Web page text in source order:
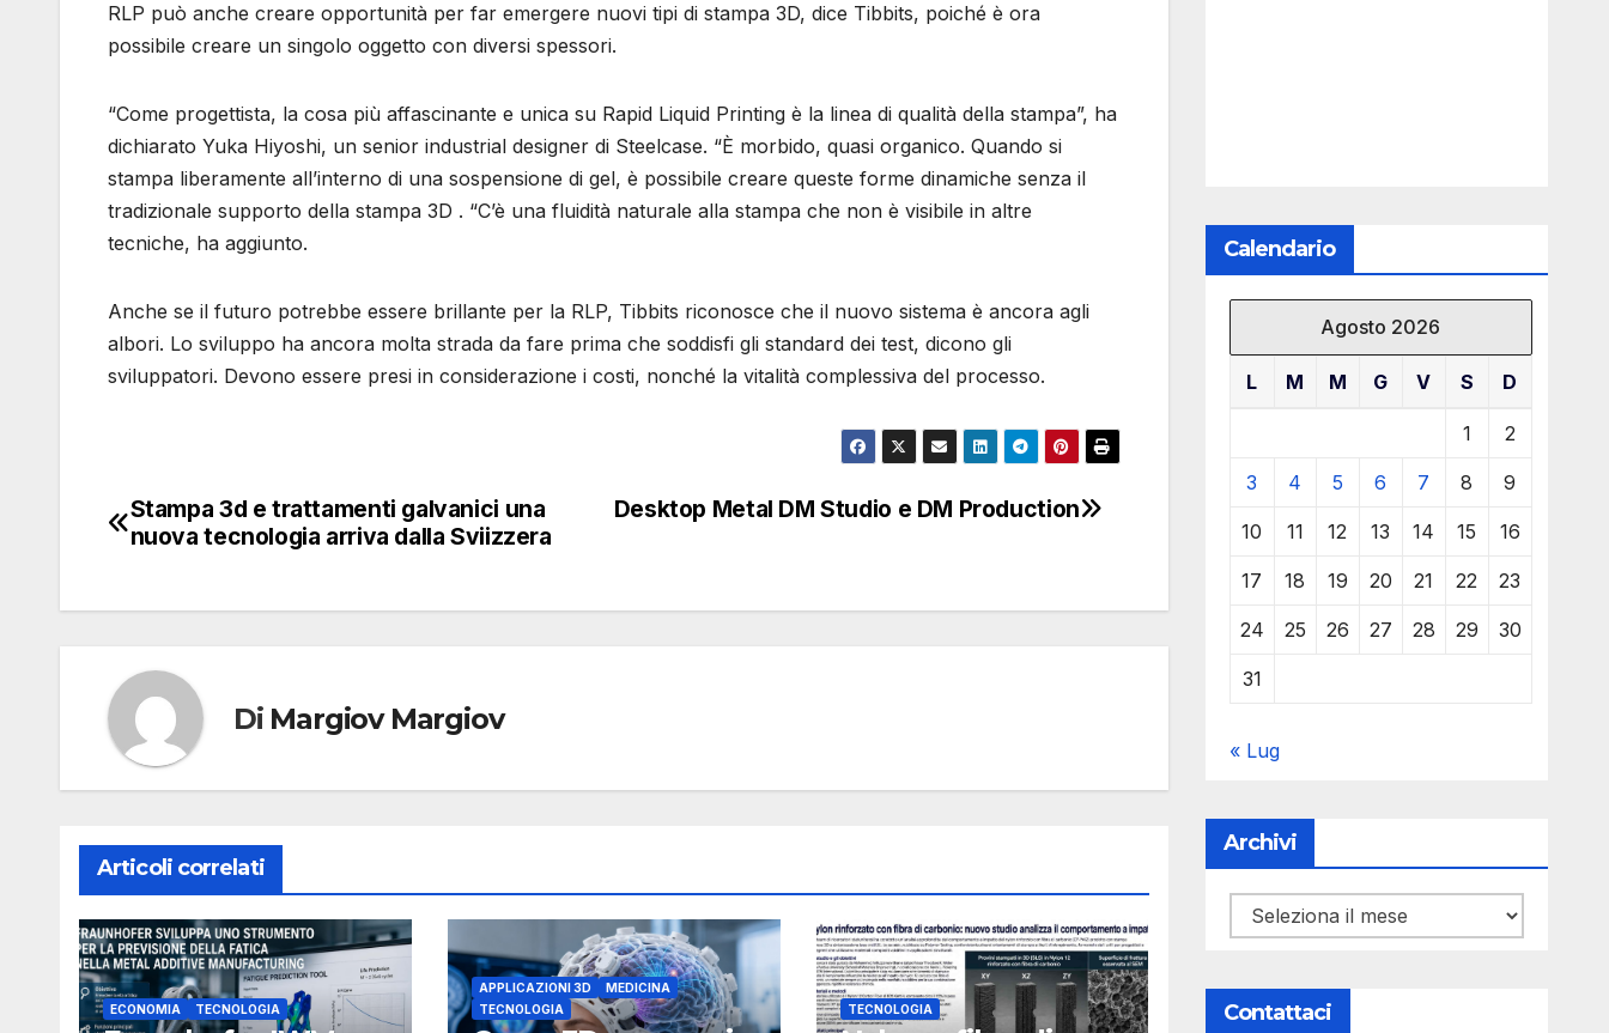
RLP può anche creare opportunità per far emergere nuovi tipi di stampa 3D, dice Tibbits, poiché è ora
possibile creare un singolo oggetto con diversi spessori.
“Come progettista, la cosa più affascinante e unica su Rapid Liquid Printing è la linea di qualità della stampa”, ha
dichiarato Yuka Hiyoshi, un senior industrial designer di Steelcase. “È morbido, quasi organico. Quando si
stampa liberamente all’interno di una sospensione di gel, è possibile creare queste forme dinamiche senza il
tradizionale supporto della stampa 3D . “C’è una fluidità naturale alla stampa che non è visibile in altre
tecniche, ha aggiunto.
Anche se il futuro potrebbe essere brillante per la RLP, Tibbits riconosce che il nuovo sistema è ancora agli
albori. Lo sviluppo ha ancora molta strada da fare prima che soddisfi gli standard dei test, dicono gli
sviluppatori. Devono essere presi in considerazione i costi, nonché la vitalità complessiva del processo.
Navigazione
Desktop Metal DM Studio e DM Production
Stampa 3d e trattamenti galvanici una
nuova tecnologia arriva dalla Sviizzera
Di Margiov Margiov
Articoli correlati
ECONOMIA TECNOLOGIA
APPLICAZIONI 3D
MEDICINA
TECNOLOGIA
TECNOLOGIA
Calendario
Agosto 2026
L M M G V S D
1 2
3 4 5 6 7 8 9
10 11 12 13 14 15 16
17 18 19 20 21 22 23
24 25 26 27 28 29 30
31
« Lug
Archivi
Archivi
Contattaci